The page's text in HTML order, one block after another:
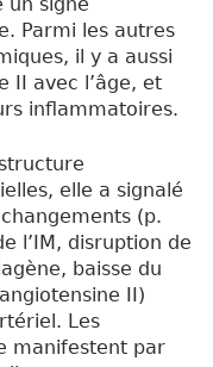
Parmi les autres
il y a aussi
II avec l’âge, et
inflammatoires.
elle a signalé
(p.
l’IM, disruption de
baisse du
II)
Les
manifestent par